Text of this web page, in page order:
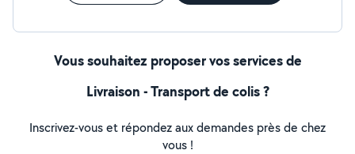
Vous souhaitez proposer vos services de
Livraison - Transport de colis ?
Inscrivez-vous et répondez aux demandes près de chez
vous !